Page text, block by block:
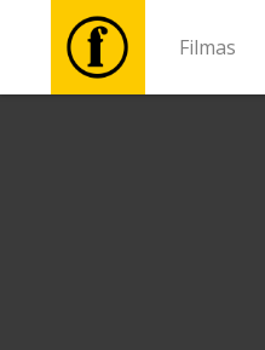
Filmas